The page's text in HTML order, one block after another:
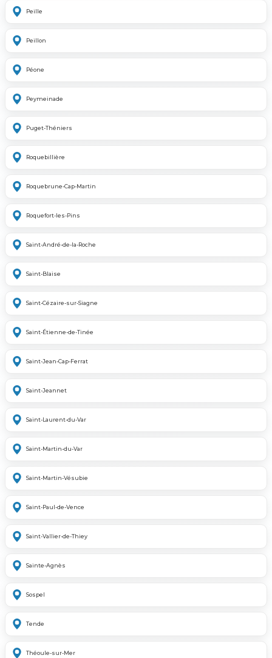
Peille
Peillon
Péone
Peymeinade
Puget-Théniers
Roquebillière
Roquebrune-Cap-Martin
Roquefort-les-Pins
Saint-André-de-la-Roche
Saint-Blaise
Saint-Cézaire-sur-Siagne
Saint-Étienne-de-Tinée
Saint-Jean-Cap-Ferrat
Saint-Jeannet
Saint-Laurent-du-Var
Saint-Martin-du-Var
Saint-Martin-Vésubie
Saint-Paul-de-Vence
Saint-Vallier-de-Thiey
Sainte-Agnès
Sospel
Tende
Théoule-sur-Mer